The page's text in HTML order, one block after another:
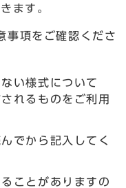
ます。
項をご確認くださ
い様式について
れるものをご利用
でから記入してく
ことがありますの